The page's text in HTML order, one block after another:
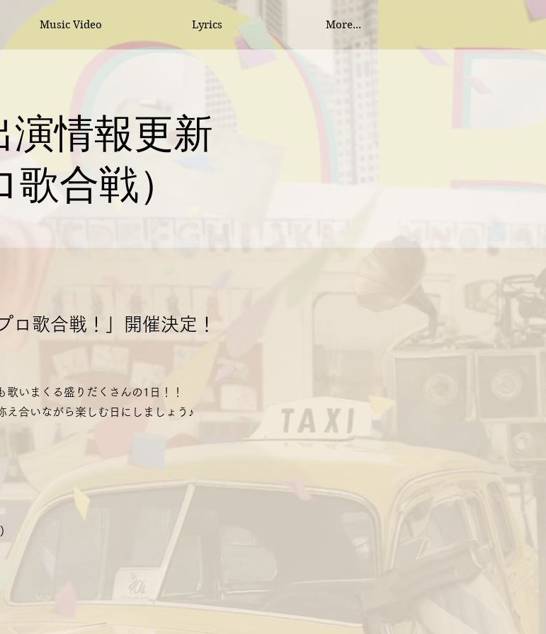
Music Video Lyrics More...
情報更新
歌合戦）
ロ歌合戦！」開催決定！
いまくる盛りだくさんの1日！！
え合いながら楽しむ日にしましょう♪